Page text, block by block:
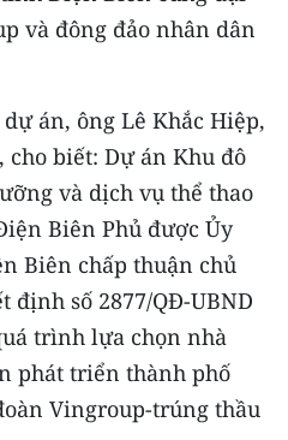
XÃ
và đông đảo nhân dân
án, ông Lê Khắc Hiệp,
cho biết: Dự án Khu đô
và dịch vụ thể thao
Biên Phủ được Ủy
Biên chấp thuận chủ
số 2877/QĐ-UBND
trình lựa chọn nhà
phát triển thành phố
Vingroup-trúng thầu